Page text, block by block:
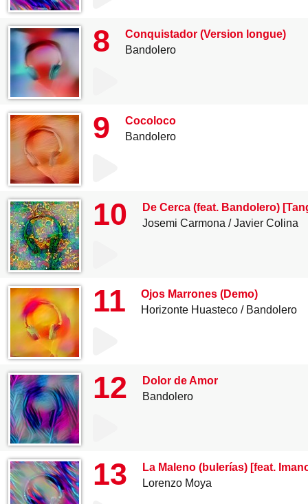
8
Conquistador (Version longue)
Bandolero
9
Cocoloco
Bandolero
10
De Cerca (feat. Bandolero)
Josemi Carmona
Javier Colina
11
Ojos Marrones (Demo)
Horizonte Huasteco
Bandolero
12
Dolor de Amor
Bandolero
13
La Maleno (bulerías) [feat.
Lorenzo Moya